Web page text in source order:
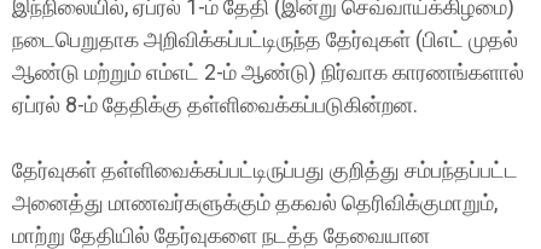
இந்நிலையில், ஏப்ரல் 1-ம் தேதி (இன்று செவ்வாய்க்கிழமை)
நடைபெறுதாக அறிவிக்கப்பட்டிருந்த தேர்வுகள் (பிஎட் முதல்
ஆண்டு மற்றும் எம்எட் 2-ம் ஆண்டு) நிர்வாக காரணங்களால்
ஏப்ரல் 8-ம் தேதிக்கு தள்ளிவைக்கப்படுகின்றன.
தேர்வுகள் தள்ளிவைக்கப்பட்டிருப்பது குறித்து சம்பந்தப்பட்ட
அனைத்து மாணவர்களுக்கும் தகவல் தெரிவிக்குமாறும்,
மாற்று தேதியில் தேர்வுகளை நடத்த தேவையான